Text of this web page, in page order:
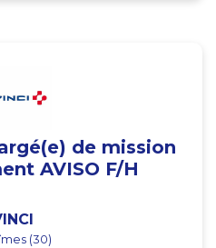
de mission
AVISO F/H
(30)